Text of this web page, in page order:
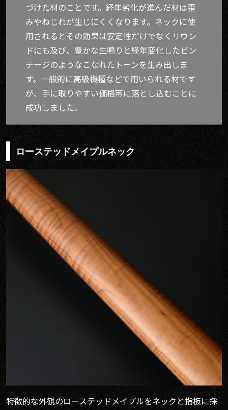
づけた材のことです。経年劣化が進んだ材は歪
みやねじれが生じにくくなります。ネックに使
用されるとその効果は安定性だけでなくサウン
ドにも及び、豊かな生鳴りと経年変化したビン
テージのようなこなれたトーンを生み出しま
す。一般的に高級機種などで用いられる材です
が、手に取りやすい価格帯に落とし込むことに
成功しました。
ローステッドメイプルネック
特徴的な外観のローステッドメイプルをネックと指板に採